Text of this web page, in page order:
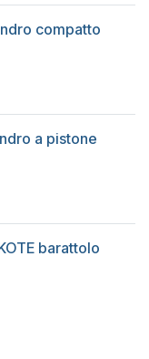
compatto
a pistone
barattolo